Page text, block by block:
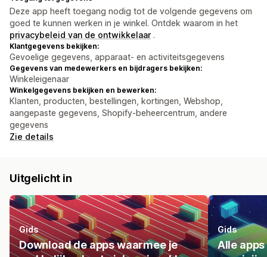
Deze app heeft toegang nodig tot de volgende gegevens om
goed te kunnen werken in je winkel. Ontdek waarom in het
privacybeleid van de ontwikkelaar .
Klantgegevens bekijken:
Gevoelige gegevens, apparaat- en activiteitsgegevens
Gegevens van medewerkers en bijdragers bekijken:
Winkeleigenaar
Winkelgegevens bekijken en bewerken:
Klanten, producten, bestellingen, kortingen, Webshop,
aangepaste gegevens, Shopify-beheercentrum, andere
gegevens
Zie details
Uitgelicht in
Gids
Download de apps waarmee je
Gids
Alle